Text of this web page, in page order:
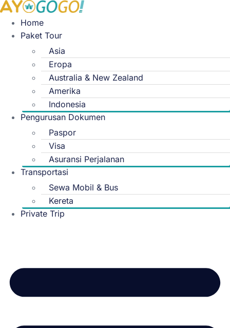
Skip
content
Home
Paket Tour
Asia
Eropa
Australia & New Zealand
Amerika
Indonesia
Pengurusan Dokumen
Paspor
Visa
Asuransi Perjalanan
Transportasi
Sewa Mobil & Bus
Kereta
Private Trip